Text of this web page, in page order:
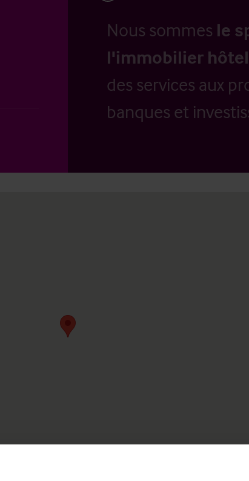
Nous sommes le
l'immobilier
des services aux
banques et